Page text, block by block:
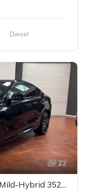
Diesel
22
BMW X6 40d xDrive M Sport Mild-Hybrid 352cv